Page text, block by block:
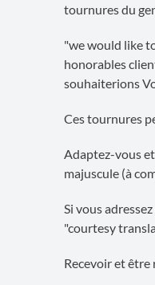
tournures du
"we would like
honorables
souhaiterions
Ces tournures
Adaptez-vous
majuscule (à
Si vous
"courtesy
Recevoir et être